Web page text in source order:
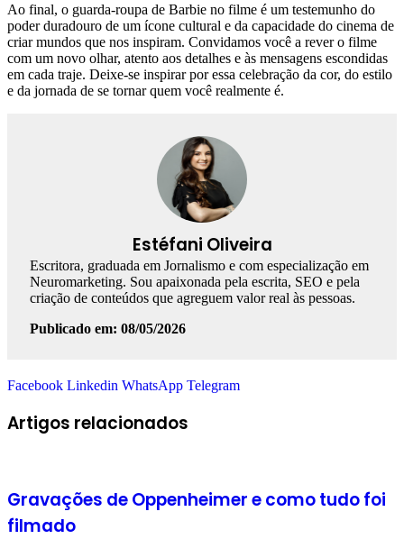
Ao final, o guarda-roupa de Barbie no filme é um testemunho do
poder duradouro de um ícone cultural e da capacidade do cinema de
criar mundos que nos inspiram. Convidamos você a rever o filme
com um novo olhar, atento aos detalhes e às mensagens escondidas
em cada traje. Deixe-se inspirar por essa celebração da cor, do estilo
e da jornada de se tornar quem você realmente é.
Estéfani Oliveira
Escritora, graduada em Jornalismo e com especialização em
Neuromarketing. Sou apaixonada pela escrita, SEO e pela
criação de conteúdos que agreguem valor real às pessoas.
Publicado em: 08/05/2026
Facebook Linkedin WhatsApp Telegram
Artigos relacionados
Gravações de Oppenheimer e como tudo foi
filmado